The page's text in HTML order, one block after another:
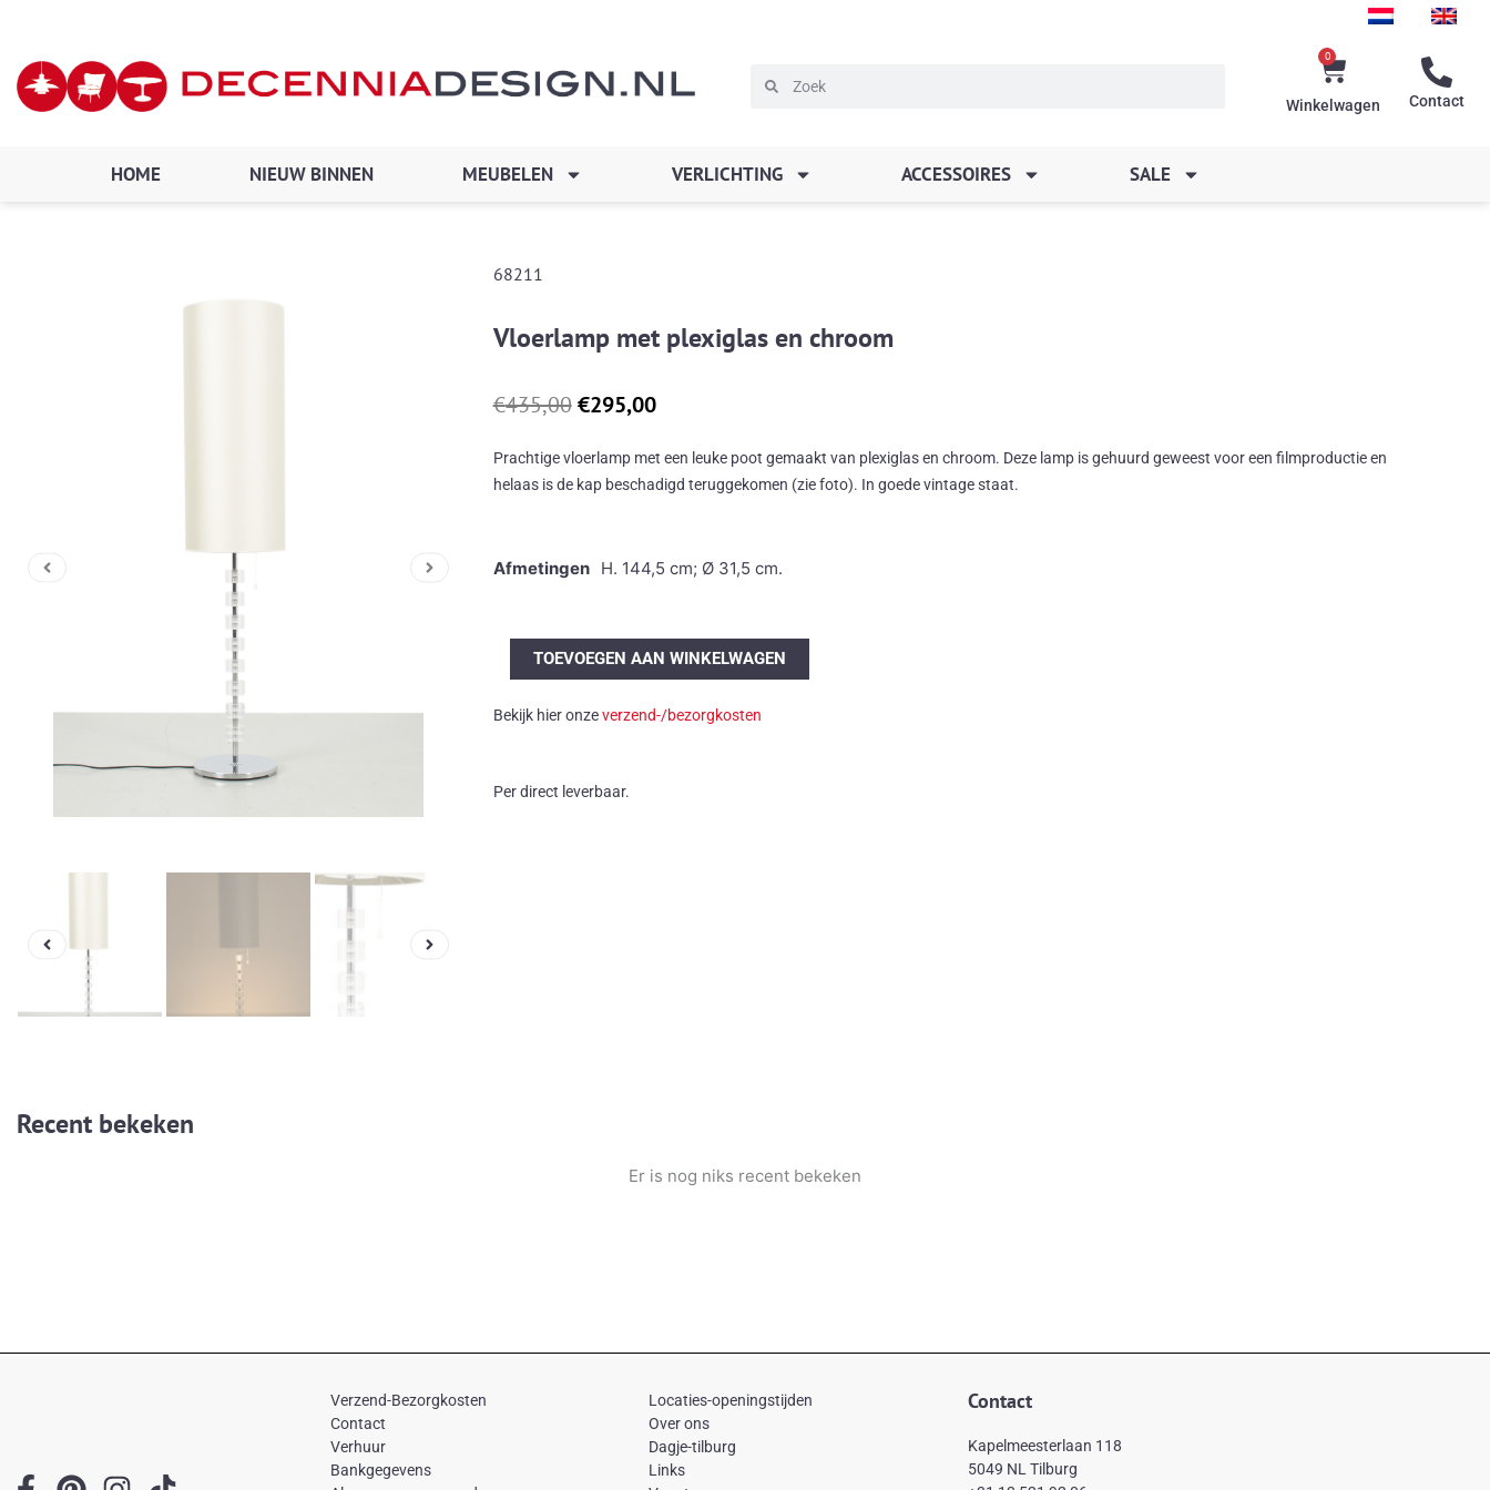
inhoud
ZoekenZoeken
0
Winkelwagen
Winkelwagen Contact
HOME NIEUW BINNEN MEUBELEN VERLICHTING ACCESSOIRES SALE
68211
Vloerlamp met plexiglas en chroom
€435,00 Oorspronkelijke
was:
€435,00.
€295,00Huidige
is:
€295,00.
Prachtige vloerlamp met een leuke poot gemaakt van plexiglas en chroom. Deze lamp is gehuurd geweest voor een filmproductie en
helaas is de kap beschadigd teruggekomen (zie foto). In goede vintage staat.
Afmetingen H. 144,5 cm; Ø 31,5 cm.
Vloerlamp
met
plexiglas
aantal
TOEVOEGEN AAN WINKELWAGEN
Bekijk hier onzeverzend-/bezorgkosten
Per direct leverbaar.
Recent bekeken
Er is nog niks recent bekeken
Verzend-Bezorgkosten
Contact
Verhuur
Bankgegevens
Locaties-openingstijden
Over ons
Dagje-tilburg
Links
Contact
Kapelmeesterlaan 118
5049 NL Tilburg